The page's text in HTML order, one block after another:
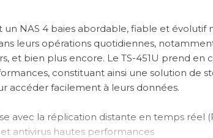
un NAS 4 baies abordable, fiable et évolutif
leurs opérations quotidiennes,
et bien plus encore. Le TS-451U prend en
constituant ainsi une solution de
accéder facilement à leurs données.
avec la réplication distante en temps réel
antivirus hautes performances